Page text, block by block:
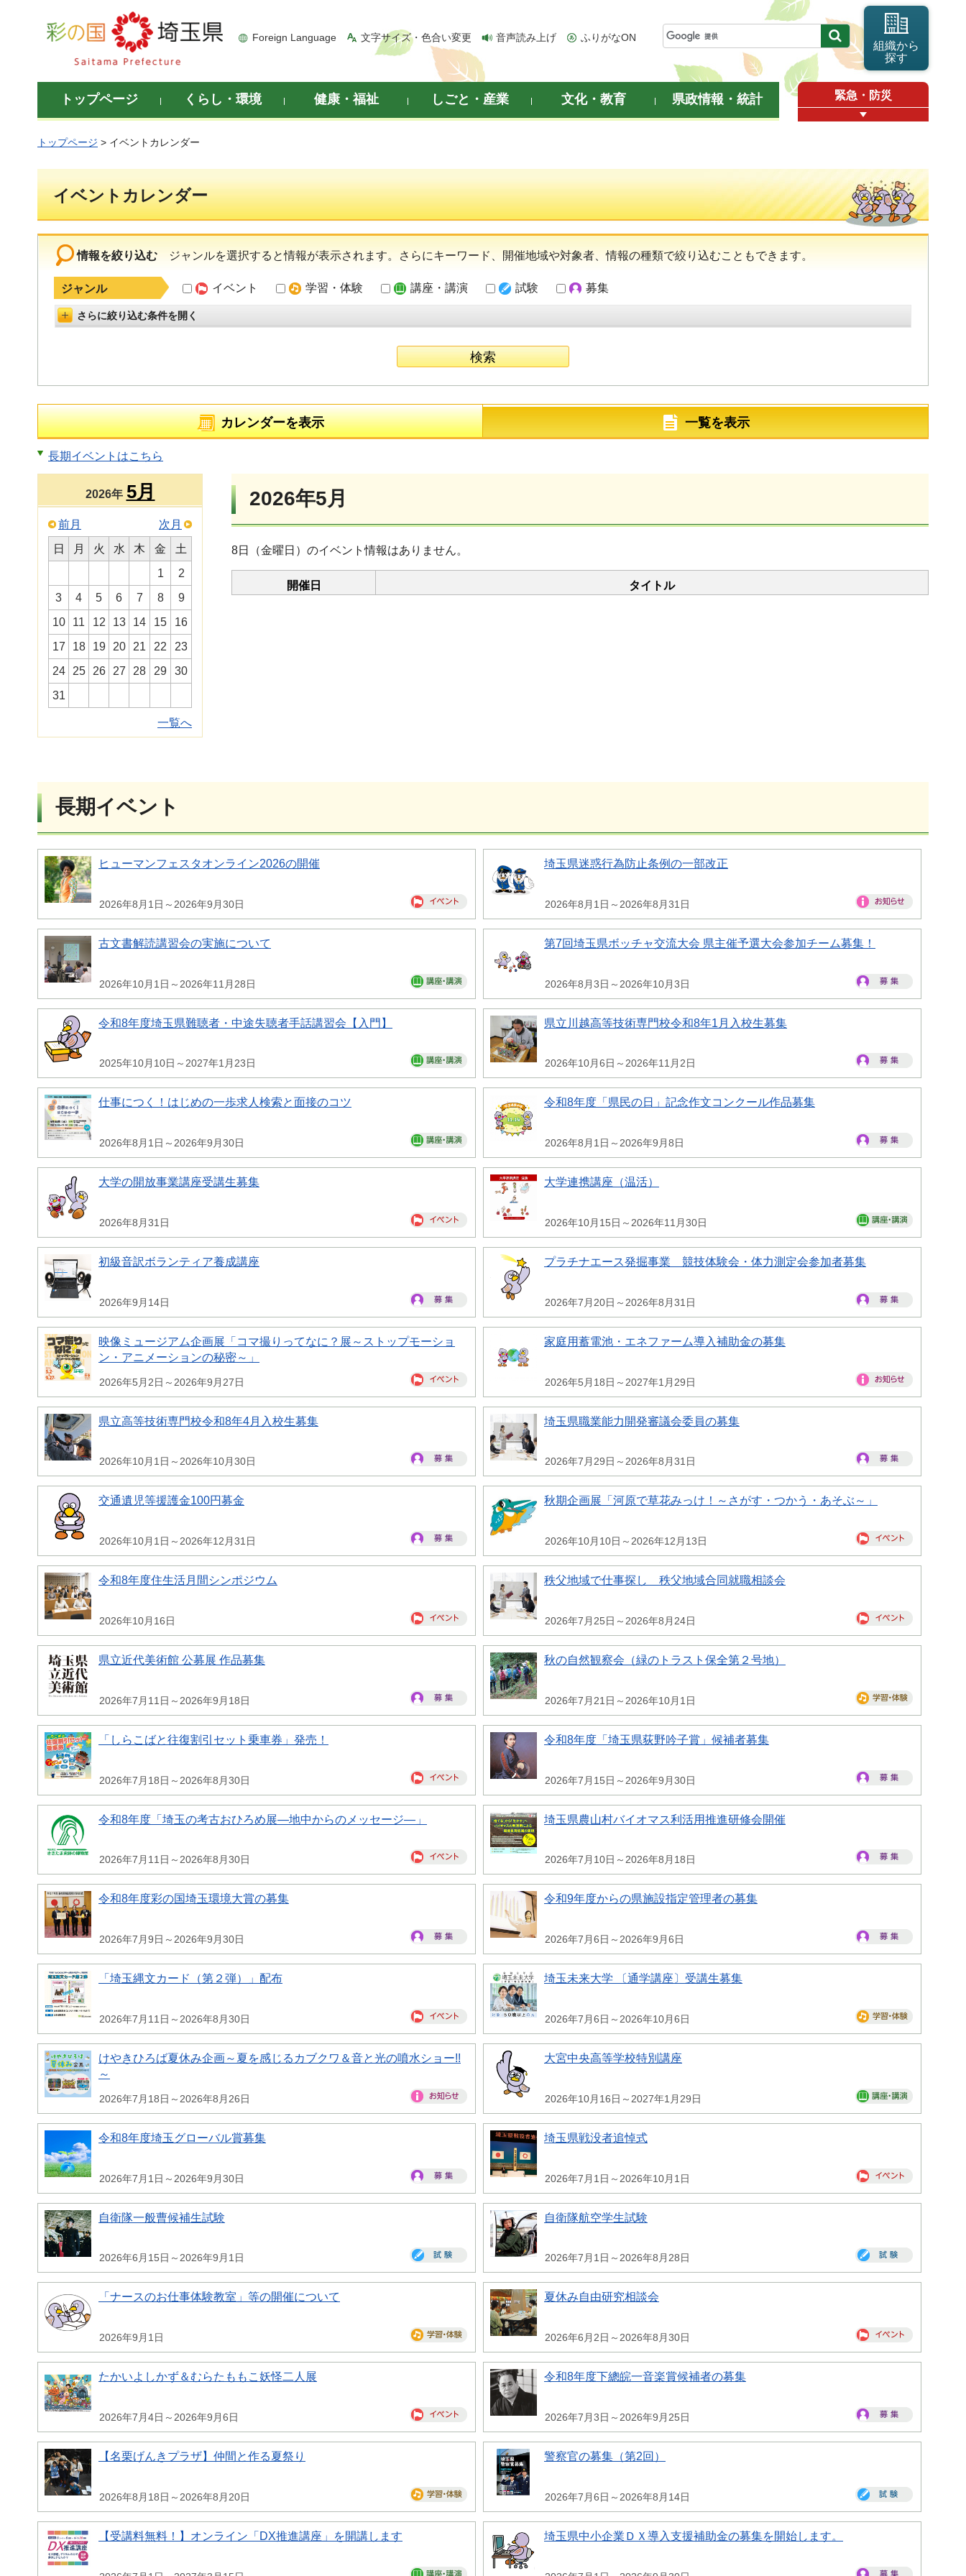
彩の国 埼玉県
Foreign Language 文字サイズ・色合い変更 音声読み上げ ふりがなON
組織から
探す
トップページ くらし・環境 健康・福祉 しごと・産業 文化・教育 県政情報・統計 緊急・防災
トップページ > イベントカレンダー
イベントカレンダー
情報を絞り込む ジャンルを選択すると情報が表示されます。さらにキーワード、開催地域や対象者、情報の種類で絞り込むこともできます。
ジャンル イベント 学習・体験 講座・講演 試験 募集
詳細設定を開く
さらに絞り込む条件を開く
カレンダーを表示 一覧を表示
長期イベントはこちら
2026年 5月
前月
次月
日
月 火 水 木 金
土
1
2
3
4 5 6 7 8
9
10
11 12 13 14 15
16
17
18 19 20 21 22
23
24
25 26 27 28 29
30
31
一覧へ
2026年5月
8日（金曜日）のイベント情報はありません。
開催日 タイトル
長期イベント
ヒューマンフェスタオンライン2026の開催
2026年8月1日～2026年9月30日
埼玉県迷惑行為防止条例の一部改正
2026年8月1日～2026年8月31日
古文書解読講習会の実施について
2026年10月1日～2026年11月28日
第7回埼玉県ボッチャ交流大会 県主催予選大会参加チーム募集！
2026年8月3日～2026年10月3日
令和8年度埼玉県難聴者・中途失聴者手話講習会【入門】
2025年10月10日～2027年1月23日
県立川越高等技術専門校令和8年1月入校生募集
2026年10月6日～2026年11月2日
仕事につく！はじめの一歩求人検索と面接のコツ
2026年8月1日～2026年9月30日
令和8年度「県民の日」記念作文コンクール作品募集
2026年8月1日～2026年9月8日
大学の開放事業講座受講生募集
2026年8月31日
大学連携講座（温活）
2026年10月15日～2026年11月30日
初級音訳ボランティア養成講座
2026年9月14日
プラチナエース発掘事業 競技体験会・体力測定会参加者募集
2026年7月20日～2026年8月31日
映像ミュージアム企画展「コマ撮りってなに？展～ストップモーショ
ン・アニメーションの秘密～」
2026年5月2日～2026年9月27日
家庭用蓄電池・エネファーム導入補助金の募集
2026年5月18日～2027年1月29日
県立高等技術専門校令和8年4月入校生募集
2026年10月1日～2026年10月30日
埼玉県職業能力開発審議会委員の募集
2026年7月29日～2026年8月31日
交通遺児等援護金100円募金
2026年10月1日～2026年12月31日
秋期企画展「河原で草花みっけ！～さがす・つかう・あそぶ～」
2026年10月10日～2026年12月13日
令和8年度住生活月間シンポジウム
2026年10月16日
秩父地域で仕事探し 秩父地域合同就職相談会
2026年7月25日～2026年8月24日
県立近代美術館 公募展 作品募集
2026年7月11日～2026年9月18日
秋の自然観察会（緑のトラスト保全第２号地）
2026年7月21日～2026年10月1日
「しらこばと往復割引セット乗車券」発売！
2026年7月18日～2026年8月30日
令和8年度「埼玉県荻野吟子賞」候補者募集
2026年7月15日～2026年9月30日
令和8年度「埼玉の考古おひろめ展―地中からのメッセージ―」
2026年7月11日～2026年8月30日
埼玉県農山村バイオマス利活用推進研修会開催
2026年7月10日～2026年8月18日
令和8年度彩の国埼玉環境大賞の募集
2026年7月9日～2026年9月30日
令和9年度からの県施設指定管理者の募集
2026年7月6日～2026年9月6日
「埼玉縄文カード（第２弾）」配布
2026年7月11日～2026年8月30日
埼玉未来大学 〔通学講座〕受講生募集
2026年7月6日～2026年10月6日
けやきひろば夏休み企画～夏を感じるカブクワ＆音と光の噴水ショー!!
～
2026年7月18日～2026年8月26日
大宮中央高等学校特別講座
2026年10月16日～2027年1月29日
令和8年度埼玉グローバル賞募集
2026年7月1日～2026年9月30日
埼玉県戦没者追悼式
2026年7月1日～2026年10月1日
自衛隊一般曹候補生試験
2026年6月15日～2026年9月1日
自衛隊航空学生試験
2026年7月1日～2026年8月28日
「ナースのお仕事体験教室」等の開催について
2026年9月1日
夏休み自由研究相談会
2026年6月2日～2026年8月30日
たかいよしかず＆むらたももこ妖怪二人展
2026年7月4日～2026年9月6日
令和8年度下總皖一音楽賞候補者の募集
2026年7月3日～2026年9月25日
【名栗げんきプラザ】仲間と作る夏祭り
2026年8月18日～2026年8月20日
警察官の募集（第2回）
2026年7月6日～2026年8月14日
【受講料無料！】オンライン「DX推進講座」を開講します 埼玉県中小企業ＤＸ導入支援補助金の募集を開始します。